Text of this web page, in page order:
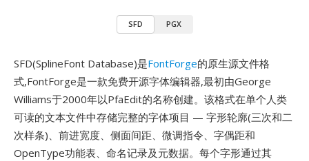
SFD PGX
SFD(SplineFont Database)是FontForge的原生源文件格
式,FontForge是一款免费开源字体编辑器,最初由George
Williams于2000年以PfaEdit的名称创建。该格式在单个人类
可读的文本文件中存储完整的字体项目 — 字形轮廓(三次和二
次样条)、前进宽度、侧面间距、微调指令、字偶距和
OpenType功能表、命名记录及元数据。每个字形通过其